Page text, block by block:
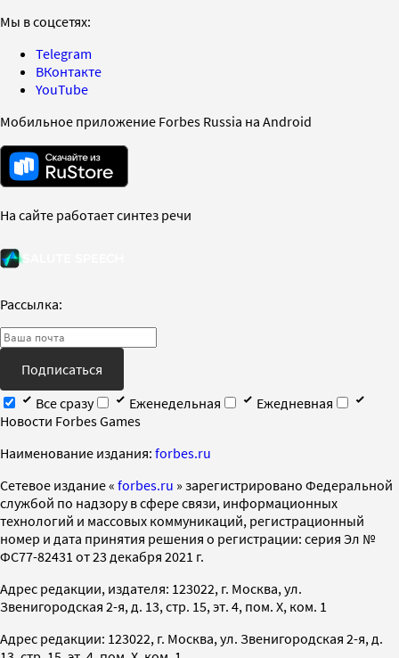
Мы в соцсетях:
Telegram
ВКонтакте
YouTube
Мобильное приложение Forbes Russia на Android
На сайте работает синтез речи
Рассылка:
Подписаться
Все сразу
Еженедельная
Ежедневная
Новости Forbes Games
Наименование издания: forbes.ru
Cетевое издание « forbes.ru » зарегистрировано Федеральной
службой по надзору в сфере связи, информационных
технологий и массовых коммуникаций, регистрационный
номер и дата принятия решения о регистрации: серия Эл №
ФС77-82431 от 23 декабря 2021 г.
Адрес редакции, издателя: 123022, г. Москва, ул.
Звенигородская 2-я, д. 13, стр. 15, эт. 4, пом. X, ком. 1
Адрес редакции: 123022, г. Москва, ул. Звенигородская 2-я, д.